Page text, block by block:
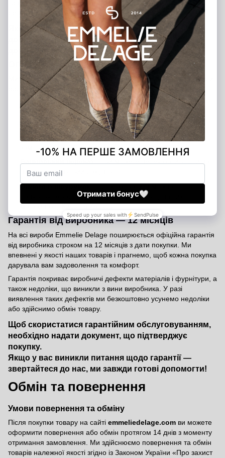
країну отримувача. Менеджер зв’яжеться з вами та надасть
детальну інформацію щодо вартості доставки та строків.
Якщо у вас виникли питання щодо оплати чи
доставки, звертайтеся — ми завжди готові
допомогти!
Оплата замовлення
Ми пропонуємо кілька зручних способів оплати, щоб ви могли
обрати той, який підходить саме вам:
Банківською карткою на сайті
— швидко та безпечно
через платіжну систему
Післяоплата
— оплата при отриманні після внесення
передоплати 200 грн (передоплата є гарантією вашого
замовлення)
наш розрахунковий рахунок
Оплата в шоурумах— розрахуватися можна готівкою,
банківською карткою або через термінал у наших
магазинах у Києві та Харкові
Гарантія від виробника — 12 місяців
На всі вироби Emmelie Delage поширюється офіційна гарантія
від виробника строком на 12 місяців з дати покупки. Ми
впевнені у якості наших товарів і прагнемо, щоб кожна покупка
дарувала вам задоволення та комфорт.
Гарантія покриває виробничі дефекти матеріалів і фурнітури, а
також недоліки, що виникли з вини виробника. У разі
виявлення таких дефектів ми безкоштовно усунемо недоліки
або здійснимо обмін товару.
Щоб скористатися гарантійним обслуговуванням,
необхідно надати документ, що підтверджує
покупку.
Якщо у вас виникли питання щодо гарантії —
звертайтеся до нас, ми завжди готові допомогти!
Обмін та повернення
Умови повернення та обміну
Після покупки товару на сайті emmeliedelage.com ви можете
оформити повернення або обмін протягом 14 днів з моменту
отримання замовлення. Ми здійснюємо повернення та обмін
товарів належної якості згідно із Законом України «Про захист